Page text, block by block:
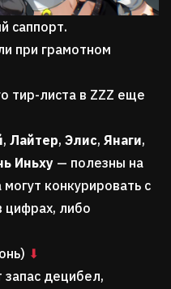
саппорт.
при грамотном
тир-листа в ZZZ еще
, Лайтер, Элис, Янаги,
Иньху — полезны на
конкурировать с
цифрах, либо
⬇
децибел,